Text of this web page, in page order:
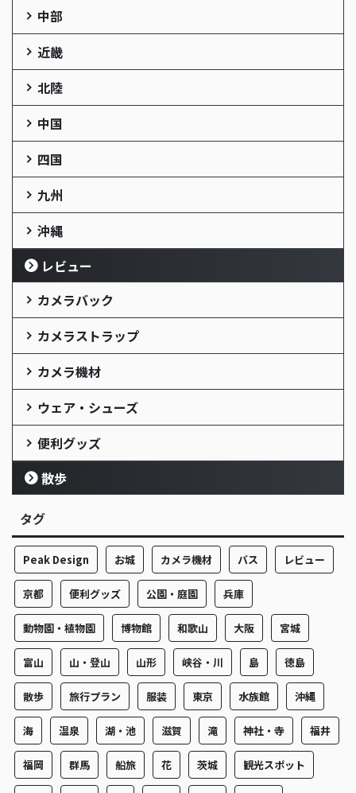
中部
近畿
北陸
中国
四国
九州
沖縄
レビュー
カメラバック
カメラストラップ
カメラ機材
ウェア・シューズ
便利グッズ
散歩
タグ
Peak Design お城 カメラ機材 バス レビュー
京都 便利グッズ 公園・庭園 兵庫
動物園・植物園 博物館 和歌山 大阪 宮城
富山 山・登山 山形 峡谷・川 島 徳島
散歩 旅行プラン 服装 東京 水族館 沖縄
海 温泉 湖・池 滋賀 滝 神社・寺 福井
福岡 群馬 船旅 花 茨城 観光スポット